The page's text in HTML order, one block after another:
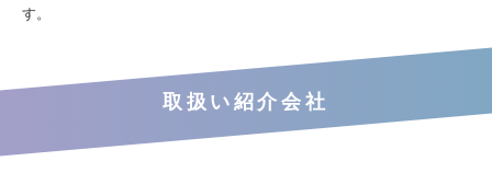
す。
取扱い紹介会社